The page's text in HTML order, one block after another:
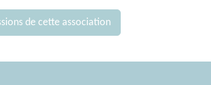
de cette association